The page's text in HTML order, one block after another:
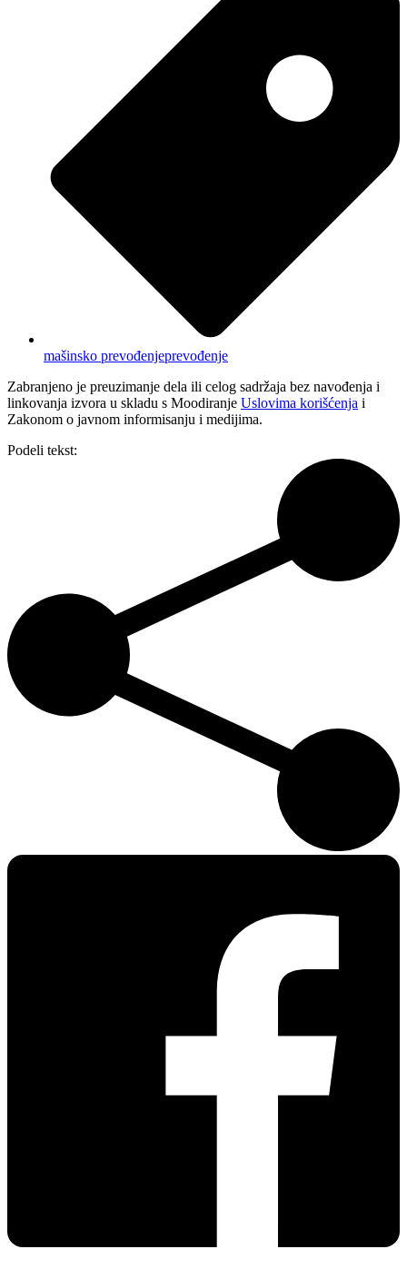
mašinsko prevođenjeprevođenje
Zabranjeno je preuzimanje dela ili celog sadržaja bez navođenja i
linkovanja izvora u skladu s Moodiranje Uslovima korišćenja i
Zakonom o javnom informisanju i medijima.
Podeli tekst: